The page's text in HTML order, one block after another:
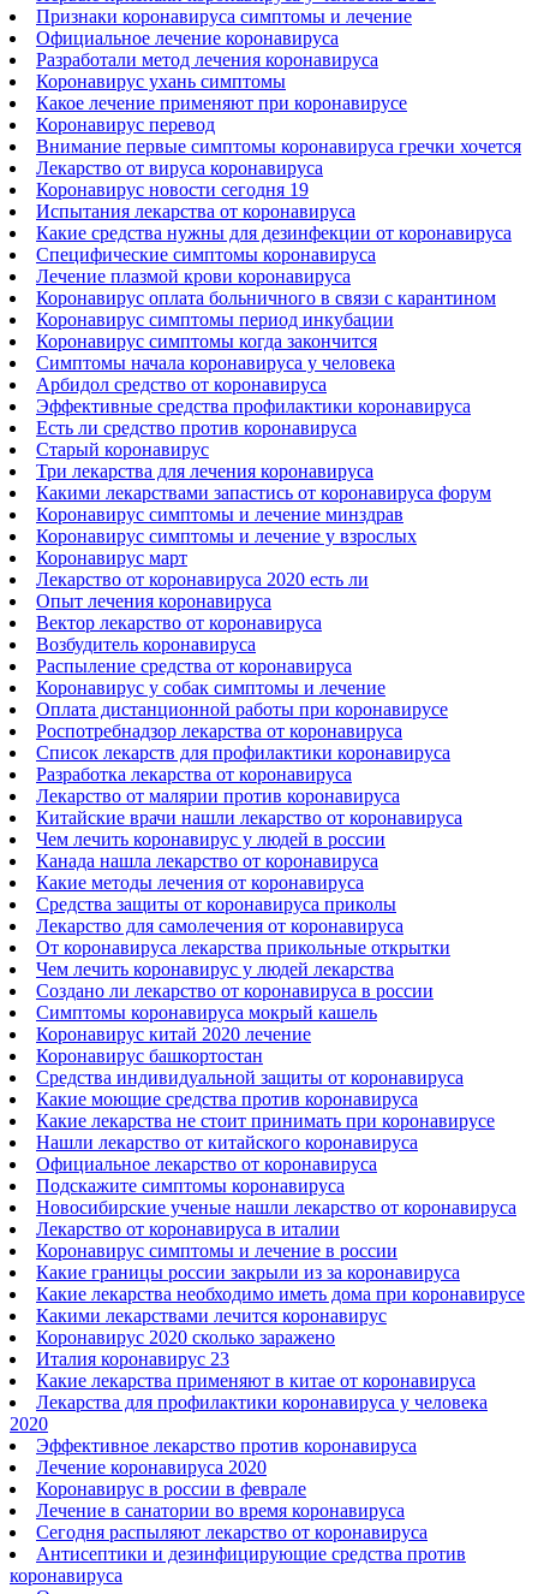
Признаки коронавируса симптомы и лечение
Официальное лечение коронавируса
Разработали метод лечения коронавируса
Коронавирус ухань симптомы
Какое лечение применяют при коронавирусе
Коронавирус перевод
Внимание первые симптомы коронавируса гречки хочется
Лекарство от вируса коронавируса
Коронавирус новости сегодня 19
Испытания лекарства от коронавируса
Какие средства нужны для дезинфекции от коронавируса
Специфические симптомы коронавируса
Лечение плазмой крови коронавируса
Коронавирус оплата больничного в связи с карантином
Коронавирус симптомы период инкубации
Коронавирус симптомы когда закончится
Симптомы начала коронавируса у человека
Арбидол средство от коронавируса
Эффективные средства профилактики коронавируса
Есть ли средство против коронавируса
Старый коронавирус
Три лекарства для лечения коронавируса
Какими лекарствами запастись от коронавируса форум
Коронавирус симптомы и лечение минздрав
Коронавирус симптомы и лечение у взрослых
Коронавирус март
Лекарство от коронавируса 2020 есть ли
Опыт лечения коронавируса
Вектор лекарство от коронавируса
Возбудитель коронавируса
Распыление средства от коронавируса
Коронавирус у собак симптомы и лечение
Оплата дистанционной работы при коронавирусе
Роспотребнадзор лекарства от коронавируса
Список лекарств для профилактики коронавируса
Разработка лекарства от коронавируса
Лекарство от малярии против коронавируса
Китайские врачи нашли лекарство от коронавируса
Чем лечить коронавирус у людей в россии
Канада нашла лекарство от коронавируса
Какие методы лечения от коронавируса
Средства защиты от коронавируса приколы
Лекарство для самолечения от коронавируса
От коронавируса лекарства прикольные открытки
Чем лечить коронавирус у людей лекарства
Создано ли лекарство от коронавируса в россии
Симптомы коронавируса мокрый кашель
Коронавирус китай 2020 лечение
Коронавирус башкортостан
Средства индивидуальной защиты от коронавируса
Какие моющие средства против коронавируса
Какие лекарства не стоит принимать при коронавирусе
Нашли лекарство от китайского коронавируса
Официальное лекарство от коронавируса
Подскажите симптомы коронавируса
Новосибирские ученые нашли лекарство от коронавируса
Лекарство от коронавируса в италии
Коронавирус симптомы и лечение в россии
Какие границы россии закрыли из за коронавируса
Какие лекарства необходимо иметь дома при коронавирусе
Какими лекарствами лечится коронавирус
Коронавирус 2020 сколько заражено
Италия коронавирус 23
Какие лекарства применяют в китае от коронавируса
Лекарства для профилактики коронавируса у человека
2020
Эффективное лекарство против коронавируса
Лечение коронавируса 2020
Коронавирус в россии в феврале
Лечение в санатории во время коронавируса
Сегодня распыляют лекарство от коронавируса
Антисептики и дезинфицирующие средства против
коронавируса